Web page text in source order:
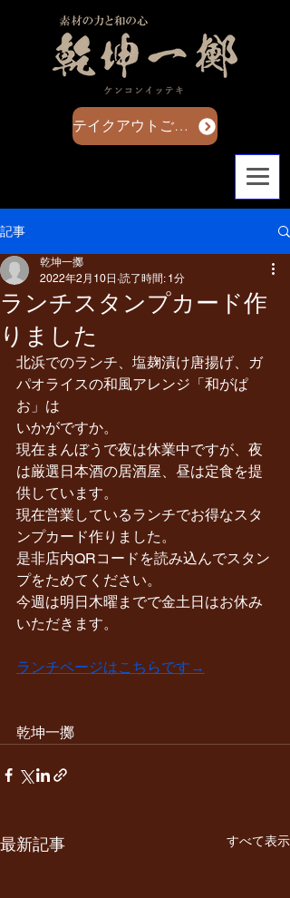
テイクアウトご注文はこちら
記事
ランチスタンプカード作
りました
乾坤一擲
2022年2月10日 読了時間: 1分
北浜でのランチ、塩麹漬け唐揚げ、ガ
パオライスの和風アレンジ「和がぱ
お」は
いかがですか。
現在まんぼうで夜は休業中ですが、夜
は厳選日本酒の居酒屋、昼は定食を提
供しています。
現在営業しているランチでお得なスタ
ンプカード作りました。
是非店内QRコードを読み込んでスタン
プをためてください。
今週は明日木曜までで金土日はお休み
いただきます。
ランチページはこちらです→
乾坤一擲
最新記事 すべて表示